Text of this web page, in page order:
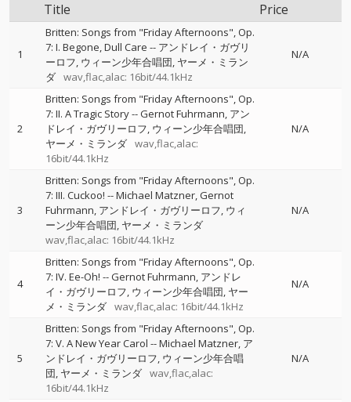
Title Price
1
Britten: Songs from "Friday Afternoons", Op.
7: I. Begone, Dull Care -- アンドレイ・ガヴリ
ーロフ ウィーン少年合唱団 ヤーメ・ミラン
ダ wav,flac,alac: 16bit/44.1kHz
N/A
2
Britten: Songs from "Friday Afternoons", Op.
7: II. A Tragic Story--Gernot Fuhrmann アン
ドレイ・ガヴリーロフ ウィーン少年合唱団
ヤーメ・ミランダ wav,flac,alac:
16bit/44.1kHz
N/A
3
Britten: Songs from "Friday Afternoons", Op.
7: III. Cuckoo! --Michael Matzner Gernot
Fuhrmann アンドレイ・ガヴリーロフ ウィ
ーン少年合唱団 ヤーメ・ミランダ
wav,flac,alac: 16bit/44.1kHz
N/A
4
Britten: Songs from "Friday Afternoons", Op.
7: IV. Ee-Oh! --Gernot Fuhrmann アンドレ
イ・ガヴリーロフ ウィーン少年合唱団 ヤー
メ・ミランダ wav,flac,alac: 16bit/44.1kHz
N/A
5
Britten: Songs from "Friday Afternoons", Op.
7: V. A New Year Carol --Michael Matzner ア
ンドレイ・ガヴリーロフ ウィーン少年合唱
団 ヤーメ・ミランダ wav,flac,alac:
16bit/44.1kHz
N/A